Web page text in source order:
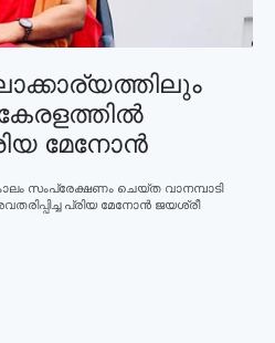
മേനോന്‍
സംപ്രേക്ഷണം ചെയ്ത വാനമ്പാടി
പ്രിയ മേനോന്‍ ജയശ്രീ